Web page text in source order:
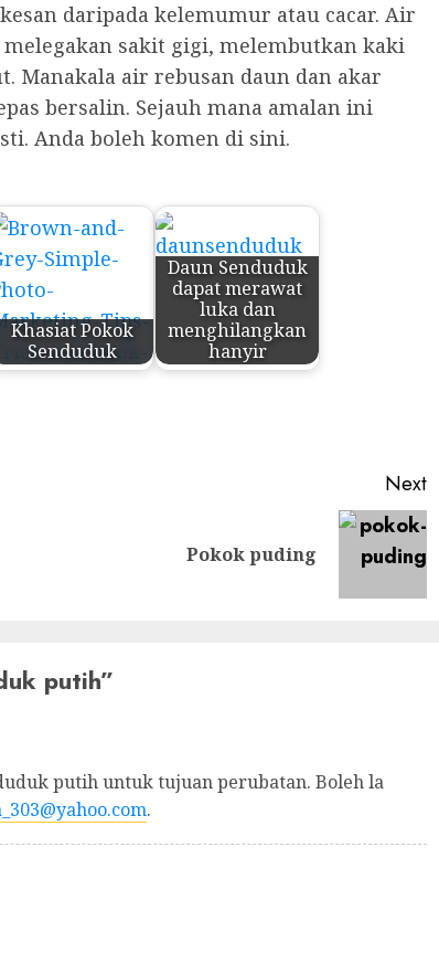
daripada kelemumur atau cacar. Air
sakit gigi, melembutkan kaki
Manakala air rebusan daun dan akar
bersalin. Sejauh mana amalan ini
Anda boleh komen di sini.
Khasiat Pokok
Senduduk
Daun Senduduk
dapat merawat
luka dan
menghilangkan
hanyir
Next
Pokok puding
putih”
putih untuk tujuan perubatan. Boleh la
.